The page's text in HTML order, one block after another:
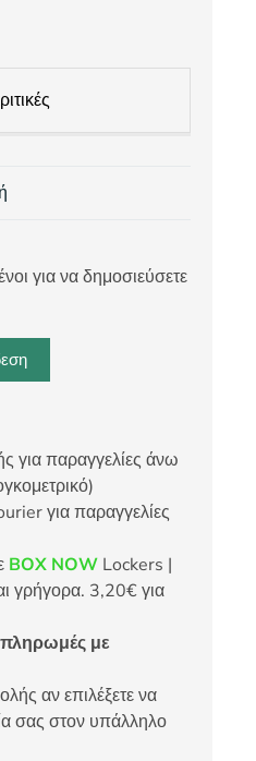
για να δημοσιεύσετε
παραγγελίες άνω
για παραγγελίες
BOX NOW Lockers |
γρήγορα. 3,20€ για
με
αν επιλέξετε να
σας στον υπάλληλο